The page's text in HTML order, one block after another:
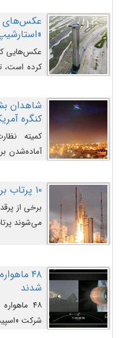
روزافزون
عکس‌های
عکس‌هایی
کرده است،
شاهدان
کنگره
کمیته
آماده‌شدن
می‌دانند،
در مقابل۱۰ پرتاب برتر موشک آریان ۵ در تمام ادوار
برخی از
می‌شوند
۴۸
شدند
۴۸
شرکت